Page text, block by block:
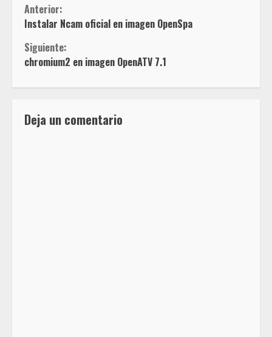
Sigue
leyendo
Anterior:
Instalar Ncam oficial en imagen OpenSpa
Siguiente:
chromium2 en imagen OpenATV 7.1
Deja un comentario